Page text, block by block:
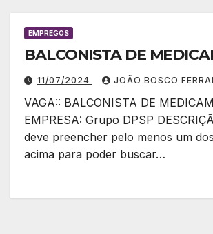
EMPREGOS
BALCONISTA DE
11/07/2024 JOÃO BOSCO
VAGA:: BALCONISTA DE
EMPRESA: Grupo DPSP
deve preencher pelo menos um
acima para poder buscar…